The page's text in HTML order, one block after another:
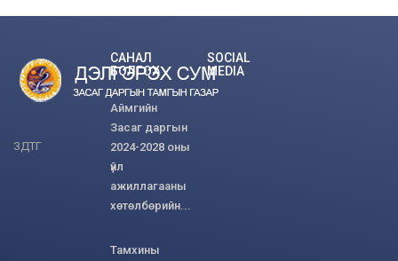
ЗДТГ
САНАЛ
БОЛГОХ
Аймгийн
Засаг даргын
2024-2028 оны
үйл
ажиллагааны
хөтөлбөрийн...
Тамхины
SOCIAL
MEDIA